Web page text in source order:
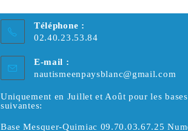
Téléphone :
02.40.23.53.84
E-mail :
nautismeenpaysblanc@gmail.com
Uniquement en Juillet et Août pour les bases
suivantes:
Base Mesquer-Quimiac 09.70.03.67.25